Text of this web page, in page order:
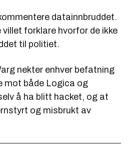
datainnbruddet.
villet forklare hvorfor de ikke
til politiet.
nekter enhver befatning
mot både Logica og
å ha blitt hacket, og at
og misbrukt av